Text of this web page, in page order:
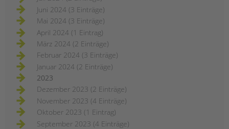
Juni 2024 (3 Einträge)
Mai 2024 (3 Einträge)
April 2024 (1 Eintrag)
März 2024 (2 Einträge)
Februar 2024 (3 Einträge)
Januar 2024 (2 Einträge)
2023
Dezember 2023 (2 Einträge)
November 2023 (4 Einträge)
Oktober 2023 (1 Eintrag)
September 2023 (4 Einträge)